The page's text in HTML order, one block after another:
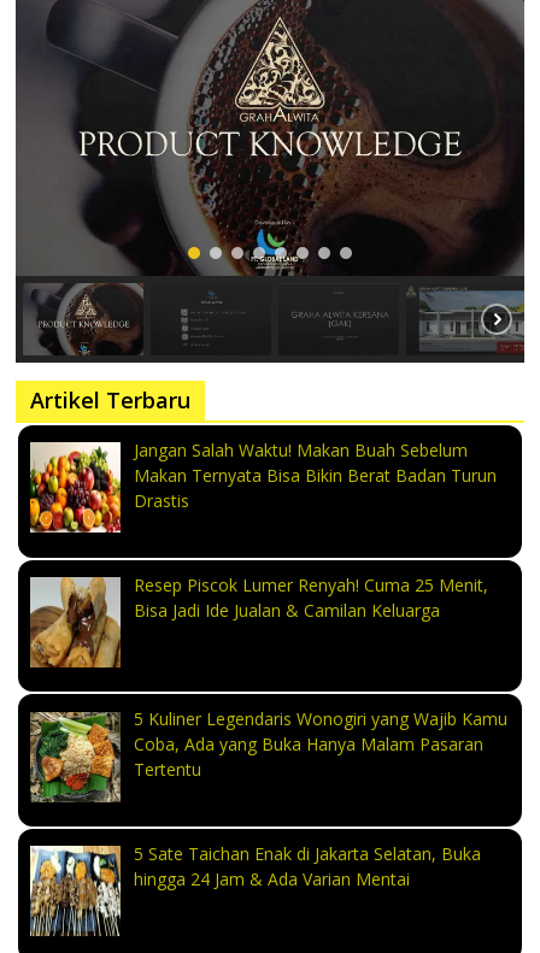
Artikel Terbaru
Jangan Salah Waktu! Makan Buah Sebelum
Makan Ternyata Bisa Bikin Berat Badan Turun
Drastis
Resep Piscok Lumer Renyah! Cuma 25 Menit,
Bisa Jadi Ide Jualan & Camilan Keluarga
5 Kuliner Legendaris Wonogiri yang Wajib Kamu
Coba, Ada yang Buka Hanya Malam Pasaran
Tertentu
5 Sate Taichan Enak di Jakarta Selatan, Buka
hingga 24 Jam & Ada Varian Mentai